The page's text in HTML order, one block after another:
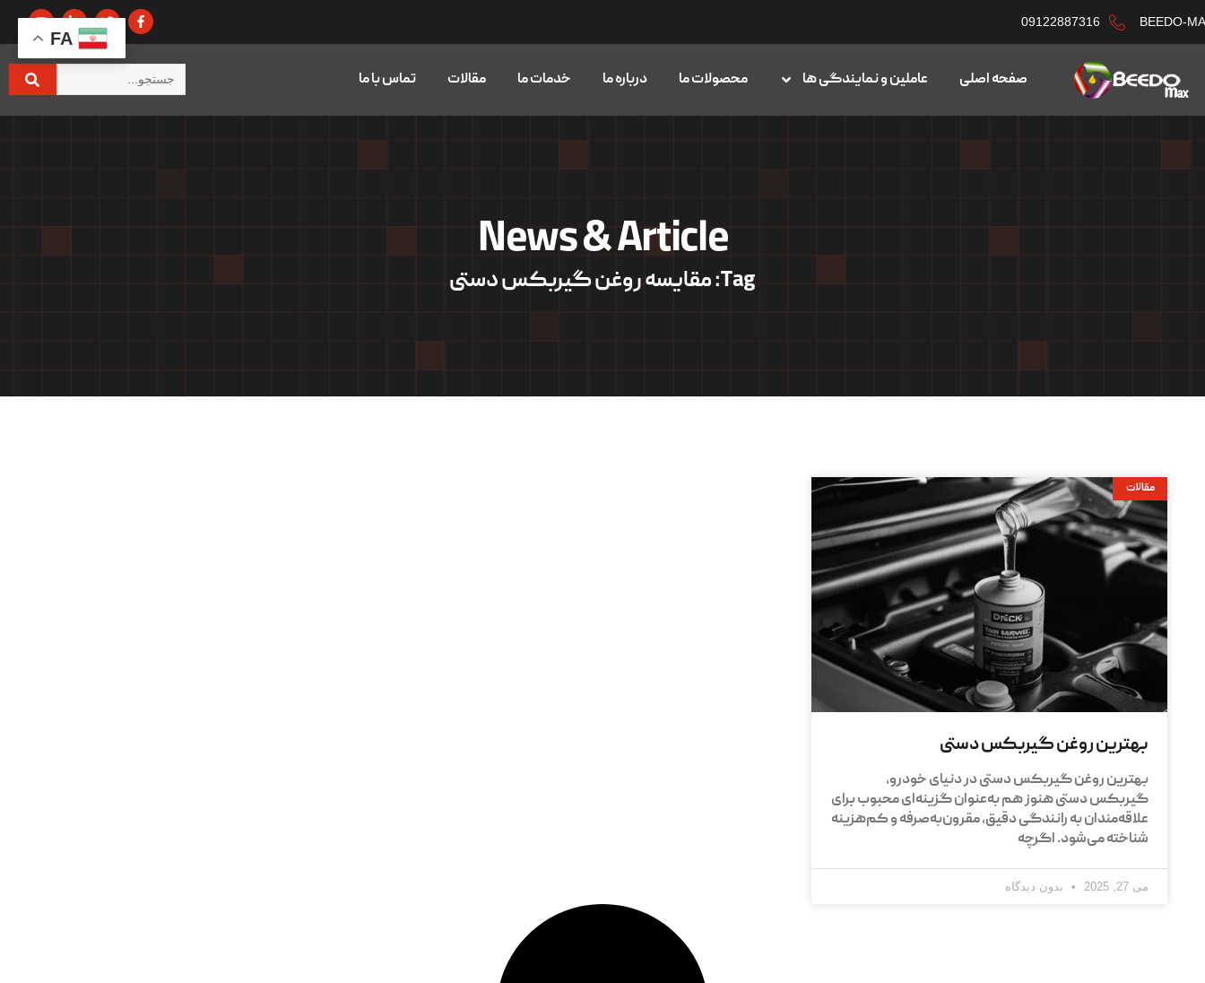
BEEDO-
09122887316
صفحه اصلی عاملین و نمایندگی ها محصولات ما درباره ما خدمات ما مقالات تماس با ما
News & Article
Tag: مقایسه روغن گیربکس دستی
مقالات
بهترین روغن گیربکس دستی
بهترین روغن گیربکس دستی در دنیای خودرو،
گیربکس دستی هنوز هم به‌عنوان گزینه‌ای محبوب برای
علاقه‌مندان به رانندگی دقیق، مقرون‌به‌صرفه و کم‌هزینه
شناخته می‌شود. اگرچه
می 27, 2025 بدون دیدگاه
FA